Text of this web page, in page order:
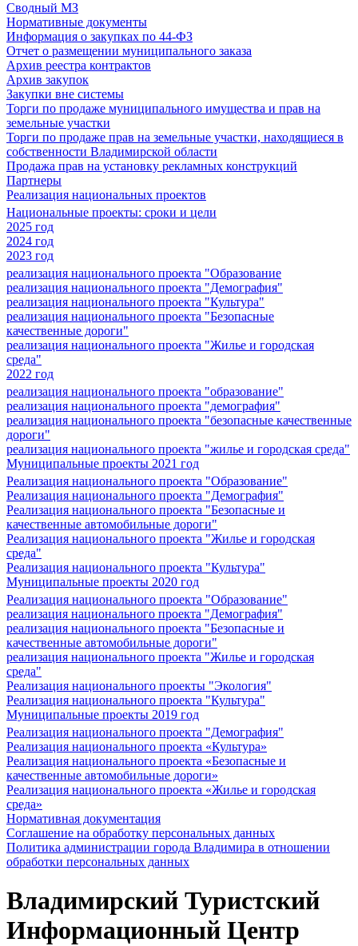
Сводный МЗ
Нормативные документы
Информация о закупках по 44-ФЗ
Отчет о размещении муниципального заказа
Архив реестра контрактов
Архив закупок
Закупки вне системы
Торги по продаже муниципального имущества и прав на
земельные участки
Торги по продаже прав на земельные участки, находящиеся в
собственности Владимирской области
Продажа прав на установку рекламных конструкций
Партнеры
Реализация национальных проектов
Национальные проекты: сроки и цели
2025 год
2024 год
2023 год
реализация национального проекта "Образование
реализация национального проекта "Демография"
реализация национального проекта "Культура"
реализация национального проекта "Безопасные
качественные дороги"
реализация национального проекта "Жилье и городская
среда"
2022 год
реализация национального проекта "образование"
реализация национального проекта "демография"
реализация национального проекта "безопасные качественные
дороги"
реализация национального проекта "жилье и городская среда"
Муниципальные проекты 2021 год
Реализация национального проекта "Образование"
Реализация национального проекта "Демография"
Реализация национального проекта "Безопасные и
качественные автомобильные дороги"
Реализация национального проекта "Жилье и городская
среда"
Реализация национального проекта "Культура"
Муниципальные проекты 2020 год
Реализация национального проекта "Образование"
реализация национального проекта "Демография"
реализация национального проекта "Безопасные и
качественные автомобильные дороги"
реализация национального проекта "Жилье и городская
среда"
Реализация национального проекты "Экология"
Реализация национального проекта "Культура"
Муниципальные проекты 2019 год
Реализация национального проекта "Демография"
Реализация национального проекта «Культура»
Реализация национального проекта «Безопасные и
качественные автомобильные дороги»
Реализация национального проекта «Жилье и городская
среда»
Нормативная документация
Соглашение на обработку персональных данных
Политика администрации города Владимира в отношении
обработки персональных данных
Владимирский Туристский
Информационный Центр